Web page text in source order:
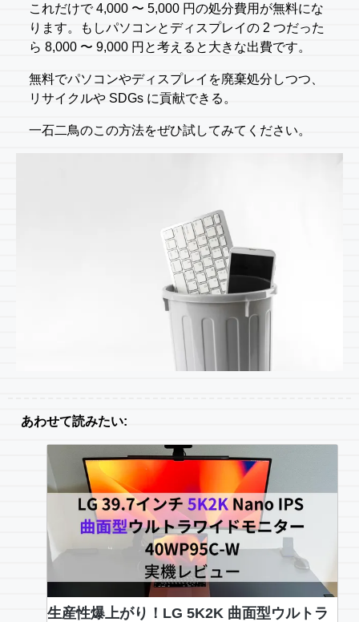
これだけで 4,000 〜 5,000 円の処分費用が無料にな
ります。もしパソコンとディスプレイの 2 つだった
ら 8,000 〜 9,000 円と考えると大きな出費です。
無料でパソコンやディスプレイを廃棄処分しつつ、
リサイクルや SDGs に貢献できる。
一石二鳥のこの方法をぜひ試してみてください。
あわせて読みたい:
生産性爆上がり！LG 5K2K 曲面型ウルトラ